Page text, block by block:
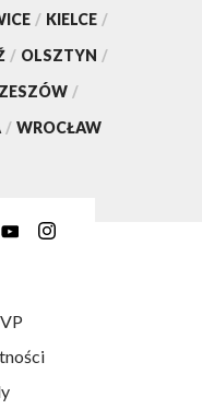
/ KIELCE /
/ OLSZTYN /
/
/ WROCŁAW